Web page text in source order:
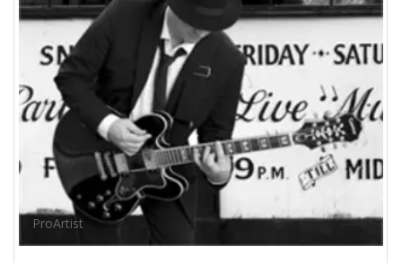
ProArtist